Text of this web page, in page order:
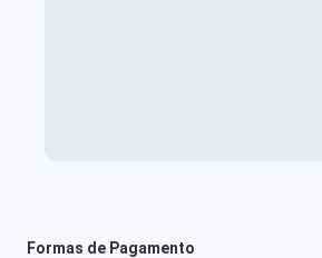
Formas de Pagamento